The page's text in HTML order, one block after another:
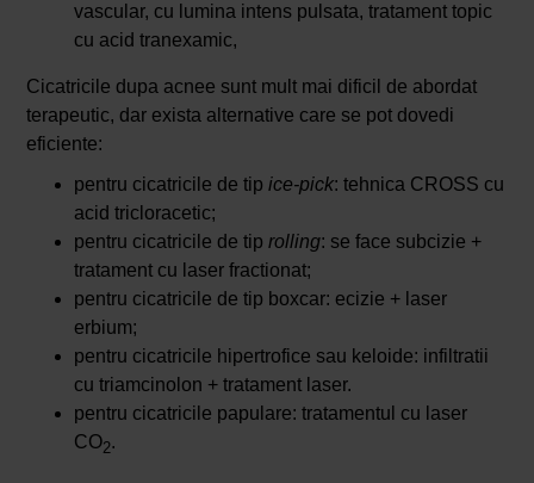
vascular, cu lumina intens pulsata, tratament topic
cu acid tranexamic,
Cicatricile dupa acnee sunt mult mai dificil de abordat
terapeutic, dar exista alternative care se pot dovedi
eficiente:
pentru cicatricile de tip ice-pick: tehnica CROSS cu
acid tricloracetic;
pentru cicatricile de tip rolling: se face subcizie +
tratament cu laser fractionat;
pentru cicatricile de tip boxcar: ecizie + laser
erbium;
pentru cicatricile hipertrofice sau keloide: infiltratii
cu triamcinolon + tratament laser.
pentru cicatricile papulare: tratamentul cu laser
CO2.